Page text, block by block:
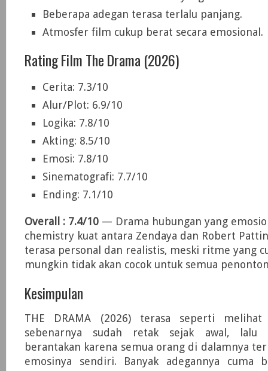
Beberapa adegan terasa terlalu panjang.
Atmosfer film cukup berat secara emosional.
Rating Film The Drama (2026)
Cerita: 7.3/10
Alur/Plot: 6.9/10
Logika: 7.8/10
Akting: 8.5/10
Emosi: 7.8/10
Sinematografi: 7.7/10
Ending: 7.1/10
Overall : 7.4/10 — Drama hubungan yang
chemistry kuat antara Zendaya dan Robert
terasa personal dan realistis, meski ritme yang
mungkin tidak akan cocok untuk semua
Kesimpulan
THE DRAMA (2026) terasa seperti melihat
sebenarnya sudah retak sejak awal, lalu
berantakan karena semua orang di dalamnya
emosinya sendiri. Banyak adegannya cuma